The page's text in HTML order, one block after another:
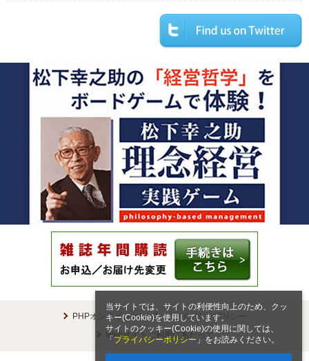
当サイトでは、サイトの利便性向上のため、クッ
キー(Cookie)を使用しています。
サイトのクッキー(Cookie)の使用に関しては、
「 プライバシーポリシー 」をお読みください。
PHPオンラインとは
プライバシーポリシー
Webサイトご利用にあたって